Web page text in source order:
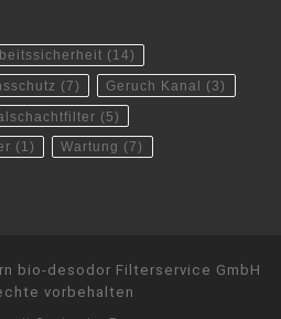
(14)
(7) Geruch Kanal (3)
(5)
(1) Wartung (7)
bio-desodor Filterservice GmbH
vorbehalten